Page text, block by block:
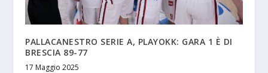
PALLACANESTRO SERIE A, PLAYOKK: GARA 1 È DI
BRESCIA 89-77
17 Maggio 2025